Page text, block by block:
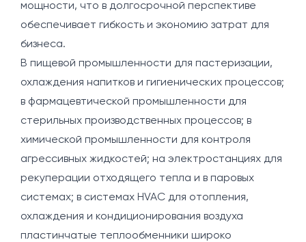
мощности, что в долгосрочной перспективе
обеспечивает гибкость и экономию затрат для
бизнеса.
В пищевой промышленности для пастеризации,
охлаждения напитков и гигиенических процессов;
в фармацевтической промышленности для
стерильных производственных процессов; в
химической промышленности для контроля
агрессивных жидкостей; на электростанциях для
рекуперации отходящего тепла и в паровых
системах; в системах HVAC для отопления,
охлаждения и кондиционирования воздуха
пластинчатые теплообменники широко